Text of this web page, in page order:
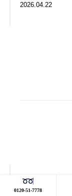
0120-51-7778
2026.04.22
施工事例